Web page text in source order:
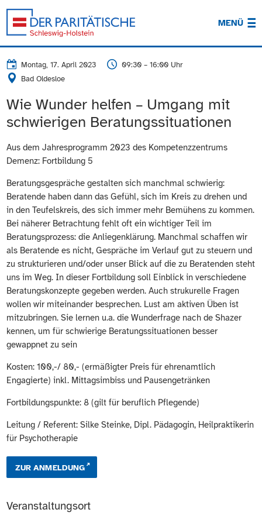
MENÜ
Montag, 17. April 2023
09:30 – 16:00 Uhr
Bad Oldesloe
Wie Wunder helfen – Umgang mit
schwierigen Beratungssituationen
Aus dem Jahresprogramm 2023 des Kompetenzzentrums
Demenz: Fortbildung 5
Beratungsgespräche gestalten sich manchmal schwierig:
Beratende haben dann das Gefühl, sich im Kreis zu drehen und
in den Teufelskreis, des sich immer mehr Bemühens zu kommen.
Bei näherer Betrachtung fehlt oft ein wichtiger Teil im
Beratungsprozess: die Anliegenklärung. Manchmal schaffen wir
als Beratende es nicht, Gespräche im Verlauf gut zu steuern und
zu strukturieren und/oder unser Blick auf die zu Beratenden steht
uns im Weg. In dieser Fortbildung soll Einblick in verschiedene
Beratungskonzepte gegeben werden. Auch strukurelle Fragen
wollen wir miteinander besprechen. Lust am aktiven Üben ist
mitzubringen. Sie lernen u.a. die Wunderfrage nach de Shazer
kennen, um für schwierige Beratungssituationen besser
gewappnet zu sein
Kosten: 100,-/ 80,- (ermäßigter Preis für ehrenamtlich
Engagierte) inkl. Mittagsimbiss und Pausengetränken
Fortbildungspunkte: 8 (gilt für beruflich Pflegende)
Leitung / Referent: Silke Steinke, Dipl. Pädagogin, Heilpraktikerin
für Psychotherapie
ZUR ANMELDUNG
Veranstaltungsort